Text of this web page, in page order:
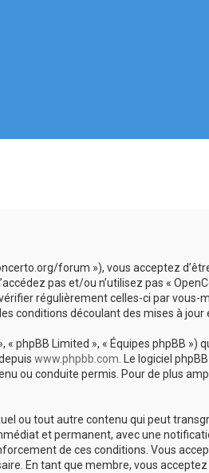
forum »), vous acceptez
pas et/ou n’utilisez pas «
régulièrement celles-ci par vous-
conditions découlant des mises à
phpBB Limited », « Équipes phpBB »)
www.phpbb.com . Le logiciel
ou conduite permis. Pour de plus
ou tout autre contenu qui peut
et permanent, avec une
de ces conditions. Vous
En tant que membre, vous